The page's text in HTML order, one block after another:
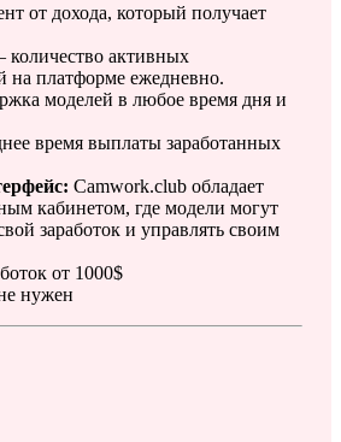
от дохода, который получает
активных
на платформе ежедневно.
моделей в любое время дня и
время выплаты заработанных
Camwork.club обладает
кабинетом, где модели могут
заработок и управлять своим
от 1000$
нужен